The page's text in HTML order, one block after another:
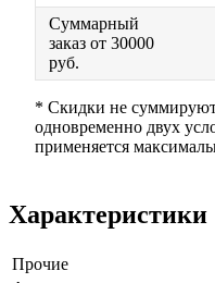
Суммарный
заказ от 30000
руб.
* Скидки не
одновременно двух
применяется
Характеристики
Прочие